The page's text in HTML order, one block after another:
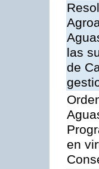
las
de
en